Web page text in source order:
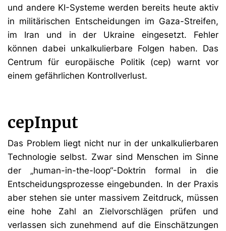
und andere KI-Systeme werden bereits heute aktiv
in militärischen Entscheidungen im Gaza-Streifen,
im Iran und in der Ukraine eingesetzt. Fehler
können dabei unkalkulierbare Folgen haben. Das
Centrum für europäische Politik (cep) warnt vor
einem gefährlichen Kontrollverlust.
cepInput
Das Problem liegt nicht nur in der unkalkulierbaren
Technologie selbst. Zwar sind Menschen im Sinne
der „human-in-the-loop“-Doktrin formal in die
Entscheidungsprozesse eingebunden. In der Praxis
aber stehen sie unter massivem Zeitdruck, müssen
eine hohe Zahl an Zielvorschlägen prüfen und
verlassen sich zunehmend auf die Einschätzungen